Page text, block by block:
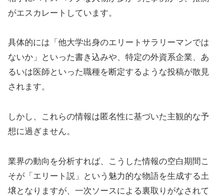
がエスカレートしています。
具体的には「他大学出身のエリートサラリーマンでは
ないか」といった書き込みや、特定の外資系企業、あ
るいは医師といった職種を断定するような投稿が散見
されます。
しかし、これらの情報は匿名性に基づいた主観的な予
想に過ぎません。
業界の動向を分析すれば、こうした情報の空白期間こ
そが「エリート説」という魅力的な物語を生成する土
壌となりますが、一次ソースによる裏取りがなされて